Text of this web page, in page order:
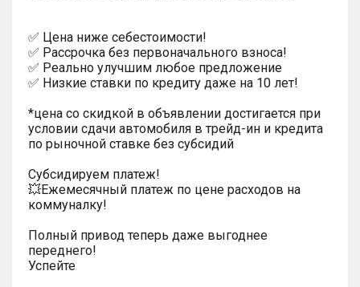
✅ Цена ниже себестоимости!
✅ Рассрочка без первоначального взноса!
✅ Реально улучшим любое предложение
✅ Низкие ставки по кредиту даже на 10 лет!
*цена со скидкой в объявлении достигается при
условии сдачи автомобиля в трейд-ин и кредита
по рыночной ставке без субсидий
Субсидируем платеж!
💥Ежемесячный платеж по цене расходов на
коммуналку!
Полный привод теперь даже выгоднее
переднего!
Успейте